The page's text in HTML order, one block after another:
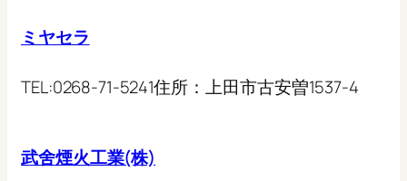
ミヤセラ
TEL:0268-71-5241住所：上田市古安曽1537-4
武舍煙火工業(株)